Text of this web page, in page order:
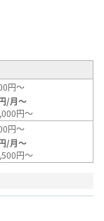
円～
/月～
円～
円～
/月～
円～